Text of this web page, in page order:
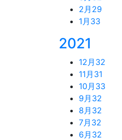
2月 29
1月 33
2021
12月 32
11月 31
10月 33
9月 32
8月 32
7月 32
6月 32